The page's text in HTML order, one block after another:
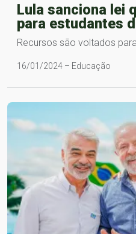
Lula sanciona lei
para estudantes
Recursos são voltados
16/01/2024 – Educação